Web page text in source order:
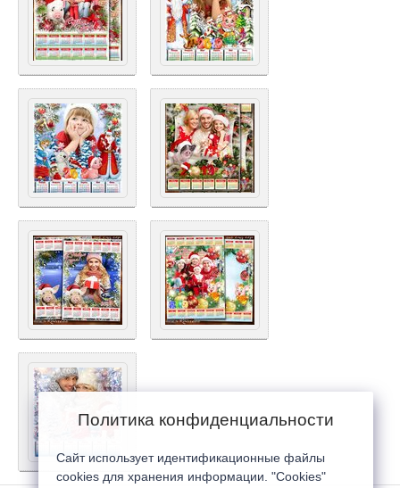
Политика конфиденциальности
Сайт использует идентификационные файлы
cookies для хранения информации. "Cookies"